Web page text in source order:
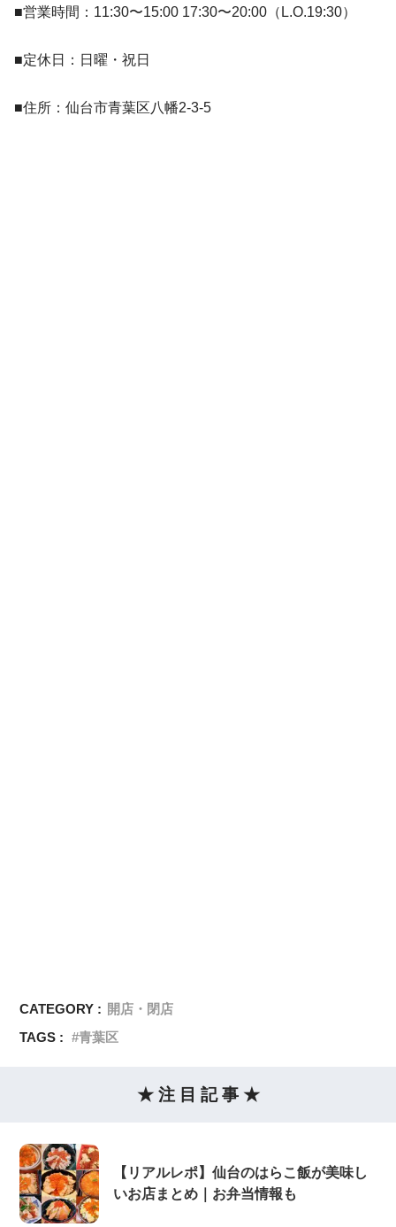
■営業時間：11:30〜15:00 17:30〜20:00（L.O.19:30）
■定休日：日曜・祝日
■住所：仙台市青葉区八幡2-3-5
CATEGORY : 開店・閉店
TAGS :
青葉区
★ 注 目 記 事 ★
【リアルレポ】仙台のはらこ飯が美味し
いお店まとめ｜お弁当情報も